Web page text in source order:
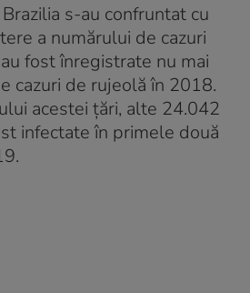
s-au confruntat cu
a numărului de cazuri
fost înregistrate nu mai
cazuri de rujeolă în 2018.
acestei ţări, alte 24.042
infectate în primele două